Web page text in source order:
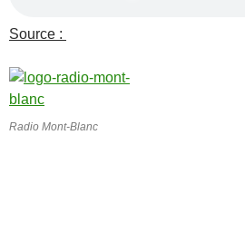
Source :
Radio Mont-Blanc